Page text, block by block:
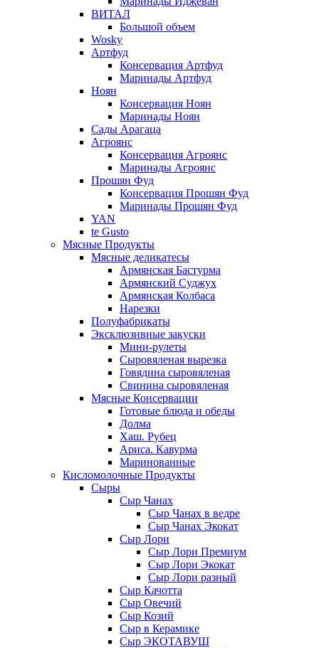
ВИТАЛ
Большой объем
Wosky
Артфуд
Консервация Артфуд
Маринады Артфуд
Ноян
Консервация Ноян
Маринады Ноян
Сады Арагаца
Агроянс
Консервация Агроянс
Маринады Агроянс
Прошян Фуд
Консервация Прошян Фуд
Маринады Прошян Фуд
YAN
te Gusto
Мясные Продукты
Мясные деликатесы
Армянская Бастурма
Армянский Суджух
Армянская Колбаса
Нарезки
Полуфабрикаты
Эксклюзивные закуски
Мини-рулеты
Сыровяленая вырезка
Говядина сыровяленая
Свинина сыровяленая
Мясные Консервации
Готовые блюда и обеды
Долма
Хаш. Рубец
Ариса. Кавурма
Маринованные
Кисломолочные Продукты
Сыры
Сыр Чанах
Сыр Чанах в ведре
Сыр Чанах Экокат
Сыр Лори
Сыр Лори Премиум
Сыр Лори Экокат
Сыр Лори разный
Сыр Качотта
Сыр Овечий
Сыр Козий
Сыр в Керамике
Сыр ЭКОТАВУШ